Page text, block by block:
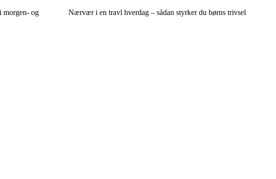
morgen- og
Nærvær i en travl hverdag – sådan styrker du børns trivsel